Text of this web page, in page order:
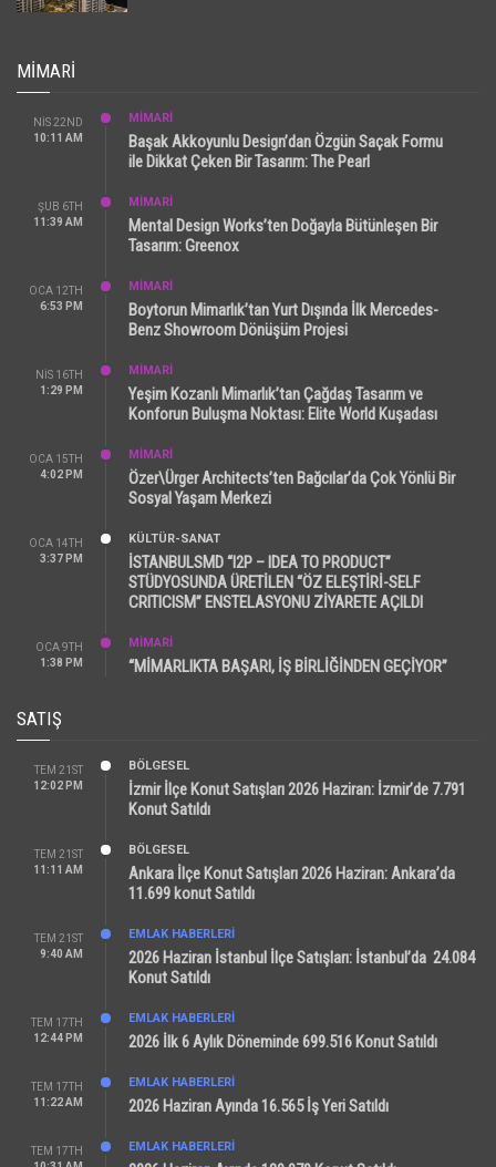
MIMARI
NIS 22ND
10:11 AM
MİMARİ
Başak Akkoyunlu Design’dan Özgün Saçak Formu
ile Dikkat Çeken Bir Tasarım: The Pearl
ŞUB 6TH
11:39 AM
MİMARİ
Mental Design Works’ten Doğayla Bütünleşen Bir
Tasarım: Greenox
OCA 12TH
6:53 PM
MİMARİ
Boytorun Mimarlık’tan Yurt Dışında İlk Mercedes-
Benz Showroom Dönüşüm Projesi
NIS 16TH
1:29 PM
MİMARİ
Yeşim Kozanlı Mimarlık’tan Çağdaş Tasarım ve
Konforun Buluşma Noktası: Elite World Kuşadası
OCA 15TH
4:02 PM
MİMARİ
Özer\Ürger Architects’ten Bağcılar’da Çok Yönlü Bir
Sosyal Yaşam Merkezi
OCA 14TH
3:37 PM
KÜLTÜR-SANAT
İSTANBULSMD “I2P – IDEA TO PRODUCT”
STÜDYOSUNDA ÜRETİLEN “ÖZ ELEŞTİRİ-SELF
CRITICISM” ENSTELASYONU ZİYARETE AÇILDI
OCA 9TH
1:38 PM
MİMARİ
“MİMARLIKTA BAŞARI, İŞ BİRLİĞİNDEN GEÇİYOR”
SATIŞ
TEM 21ST
12:02 PM
BÖLGESEL
İzmir İlçe Konut Satışları 2026 Haziran: İzmir’de 7.791
Konut Satıldı
TEM 21ST
11:11 AM
BÖLGESEL
Ankara İlçe Konut Satışları 2026 Haziran: Ankara’da
11.699 konut Satıldı
TEM 21ST
9:40 AM
EMLAK HABERLERI
2026 Haziran İstanbul İlçe Satışları: İstanbul’da 24.084
Konut Satıldı
TEM 17TH
12:44 PM
EMLAK HABERLERI
2026 İlk 6 Aylık Döneminde 699.516 Konut Satıldı
TEM 17TH
11:22 AM
EMLAK HABERLERI
2026 Haziran Ayında 16.565 İş Yeri Satıldı
TEM 17TH
EMLAK HABERLERI